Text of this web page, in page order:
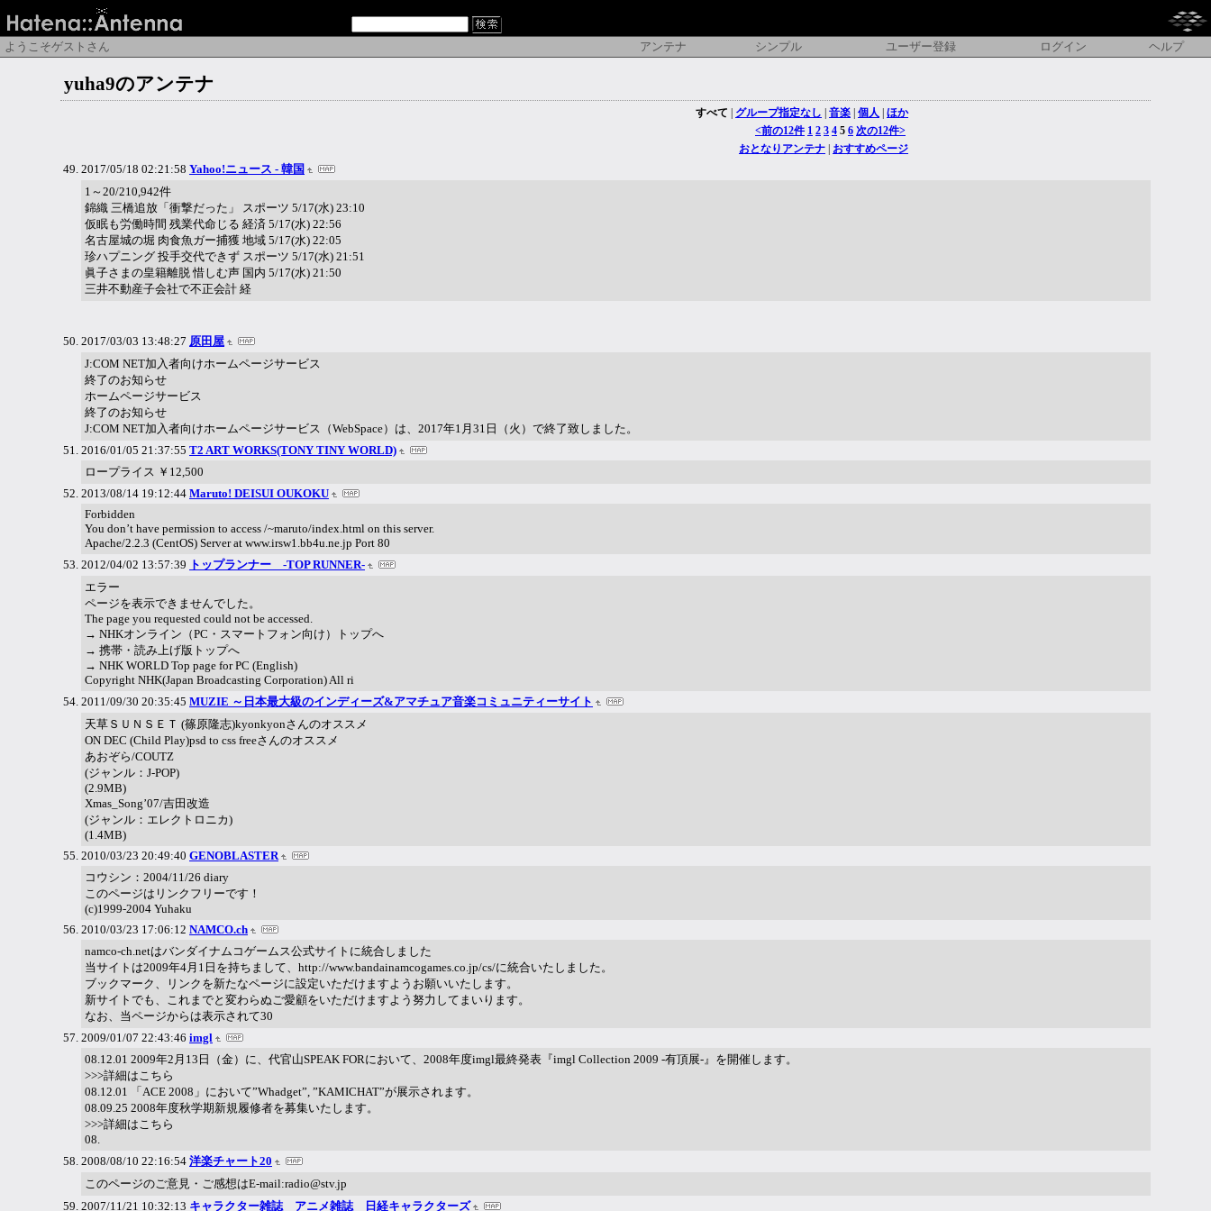
ようこそゲストさん アンテナ シンプル ユーザー登録 ログイン ヘルプ
yuha9のアンテナ
すべて グループ指定なし 音楽 個人
ほか
<前の12件 1 2 3 4 5 6 次の12件>
おとなりアンテナ
おすすめページ
2017/05/18 02:21:58 Yahoo!ニュース - 韓国
1～20/210,942件
錦織 三橋追放「衝撃だった」 スポーツ 5/17(水) 23:10
仮眠も労働時間 残業代命じる 経済 5/17(水) 22:56
名古屋城の堀 肉食魚ガー捕獲 地域 5/17(水) 22:05
珍ハプニング 投手交代できず スポーツ 5/17(水) 21:51
眞子さまの皇籍離脱 惜しむ声 国内 5/17(水) 21:50
三井不動産子会社で不正会計 経
2017/03/03 13:48:27 原田屋
J:COM NET加入者向けホームページサービス
終了のお知らせ
ホームページサービス
終了のお知らせ
J:COM NET加入者向けホームページサービス（WebSpace）は、2017年1月31日（火）で終了致しました。
2016/01/05 21:37:55 T2 ART WORKS(TONY TINY WORLD)
ロープライス ￥12,500
2013/08/14 19:12:44 Maruto! DEISUI OUKOKU
Forbidden
You don’t have permission to access /~maruto/index.html on this server.
Apache/2.2.3 (CentOS) Server at www.irsw1.bb4u.ne.jp Port 80
2012/04/02 13:57:39 トップランナー -TOP RUNNER-
エラー
ページを表示できませんでした。
The page you requested could not be accessed.
→ NHKオンライン（PC・スマートフォン向け）トップへ
→ 携帯・読み上げ版トップへ
→ NHK WORLD Top page for PC (English)
Copyright NHK(Japan Broadcasting Corporation) All ri
2011/09/30 20:35:45 MUZIE ～日本最大級のインディーズ&アマチュア音楽コミュニティーサイト
天草ＳＵＮＳＥＴ (篠原隆志)kyonkyonさんのオススメ
ON DEC (Child Play)psd to css freeさんのオススメ
あおぞら/COUTZ
(ジャンル：J-POP)
(2.9MB)
Xmas_Song’07/吉田改造
(ジャンル：エレクトロニカ)
(1.4MB)
2010/03/23 20:49:40 GENOBLASTER
コウシン：2004/11/26 diary
このページはリンクフリーです！
(c)1999-2004 Yuhaku
2010/03/23 17:06:12 NAMCO.ch
namco-ch.netはバンダイナムコゲームス公式サイトに統合しました
当サイトは2009年4月1日を持ちまして、http://www.bandainamcogames.co.jp/cs/に統合いたしました。
ブックマーク、リンクを新たなページに設定いただけますようお願いいたします。
新サイトでも、これまでと変わらぬご愛顧をいただけますよう努力してまいります。
なお、当ページからは表示されて30
2009/01/07 22:43:46 imgl
08.12.01 2009年2月13日（金）に、代官山SPEAK FORにおいて、2008年度imgl最終発表『imgl Collection 2009 -有頂展-』を開催します。
>>>詳細はこちら
08.12.01 「ACE 2008」において”Whadget”, ”KAMICHAT”が展示されます。
08.09.25 2008年度秋学期新規履修者を募集いたします。
>>>詳細はこちら
08.
2008/08/10 22:16:54 洋楽チャート20
このページのご意見・ご感想はE-mail:radio@stv.jp
2007/11/21 10:32:13 キャラクター雑誌 アニメ雑誌 日経キャラクターズ